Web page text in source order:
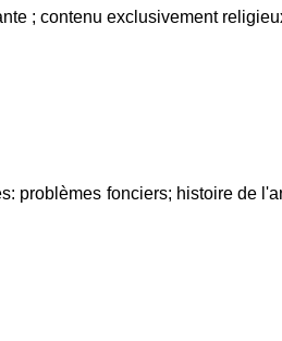
; contenu exclusivement
problèmes fonciers; histoire de